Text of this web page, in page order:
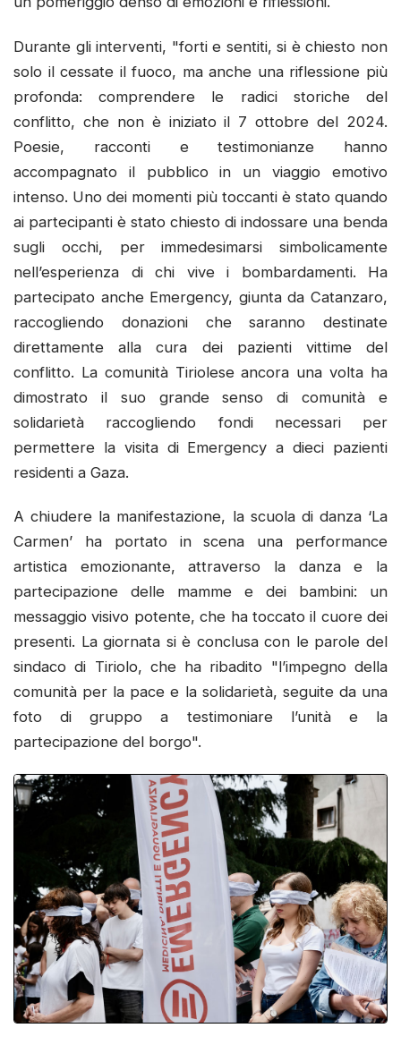
Durante gli interventi, "forti e sentiti, si è chiesto non
solo il cessate il fuoco, ma anche una riflessione più
profonda: comprendere le radici storiche del
conflitto, che non è iniziato il 7 ottobre del 2024.
Poesie, racconti e testimonianze hanno
accompagnato il pubblico in un viaggio emotivo
intenso. Uno dei momenti più toccanti è stato quando
ai partecipanti è stato chiesto di indossare una benda
sugli occhi, per immedesimarsi simbolicamente
nell’esperienza di chi vive i bombardamenti. Ha
partecipato anche Emergency, giunta da Catanzaro,
raccogliendo donazioni che saranno destinate
direttamente alla cura dei pazienti vittime del
conflitto. La comunità Tiriolese ancora una volta ha
dimostrato il suo grande senso di comunità e
solidarietà raccogliendo fondi necessari per
permettere la visita di Emergency a dieci pazienti
residenti a Gaza.
A chiudere la manifestazione, la scuola di danza ‘La
Carmen’ ha portato in scena una performance
artistica emozionante, attraverso la danza e la
partecipazione delle mamme e dei bambini: un
messaggio visivo potente, che ha toccato il cuore dei
presenti. La giornata si è conclusa con le parole del
sindaco di Tiriolo, che ha ribadito "l’impegno della
comunità per la pace e la solidarietà, seguite da una
foto di gruppo a testimoniare l’unità e la
partecipazione del borgo".